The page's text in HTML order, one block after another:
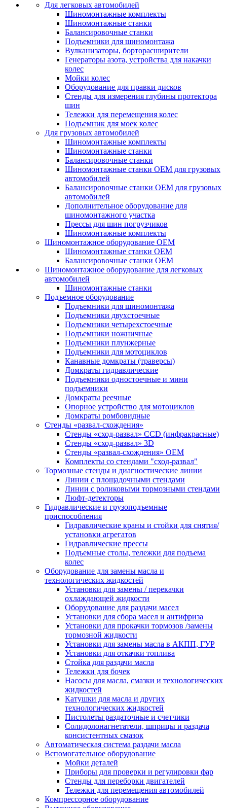
Для легковых автомобилей
Шиномонтажные комплекты
Шиномонтажные станки
Балансировочные станки
Подъемники для шиномонтажа
Вулканизаторы, борторасширители
Генераторы азота, устройства для накачки
колес
Мойки колес
Оборудование для правки дисков
Стенды для измерения глубины протектора
шин
Тележки для перемещения колес
Подъемник для моек колеc
Для грузовых автомобилей
Шиномонтажные комплекты
Шиномонтажные станки
Балансировочные станки
Шиномонтажные станки ОЕМ для грузовых
автомобилей
Балансировочные станки ОЕМ для грузовых
автомобилей
Дополнительное оборудование для
шиномонтажного участка
Прессы для шин погрузчиков
Шиномонтажные комплекты
Шиномонтажное оборудование ОЕМ
Шиномонтажные станки ОЕМ
Балансировочные станки ОЕМ
Шиномонтажное оборудование для легковых
автомобилей
Шиномонтажные станки
Подъемное оборудование
Подъемники для шиномонтажа
Подъемники двухстоечные
Подъемники четырехстоечные
Подъемники ножничные
Подъемники плунжерные
Подъемники для мотоциклов
Канавные домкраты (траверсы)
Домкраты гидравлические
Подъемники одностоечные и мини
подъемники
Домкраты реечные
Опорное устройство для мотоциклов
Домкраты ромбовидные
Стенды «развал-схождения»
Стенды «сход-развал» CCD (инфракрасные)
Стенды «сход-развал» 3D
Стенды «развал-схождения» ОЕМ
Комплекты со стендами "сход-развал"
Тормозные стенды и диагностические линии
Линии с площадочными стендами
Линии с роликовыми тормозными стендами
Люфт-детекторы
Гидравлические и грузоподъемные
приспособления
Гидравлические краны и стойки для снятия/
установки агрегатов
Гидравлические прессы
Подъемные столы, тележки для подъема
колес
Оборудование для замены масла и
технологических жидкостей
Установки для замены / перекачки
охлаждающей жидкости
Оборудование для раздачи масел
Установки для сбора масел и антифриза
Установки для прокачки тормозов /замены
тормозной жидкости
Установки для замены масла в АКПП, ГУР
Установки для откачки топлива
Стойка для раздачи масла
Тележки для бочек
Насосы для масла, смазки и технологических
жидкостей
Катушки для масла и других
технологических жидкостей
Пистолеты раздаточные и счетчики
Солидолонагнетатели, шприцы и раздача
консистентных смазок
Автоматическая система раздачи масла
Вспомогательное оборудование
Мойки деталей
Приборы для проверки и регулировки фар
Стенды для переборки двигателей
Тележки для перемещения автомобилей
Компрессорное оборудование